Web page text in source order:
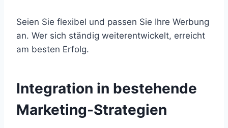
Seien Sie flexibel und passen Sie Ihre Werbung
an. Wer sich ständig weiterentwickelt, erreicht
am besten Erfolg.
Integration in bestehende
Marketing-Strategien